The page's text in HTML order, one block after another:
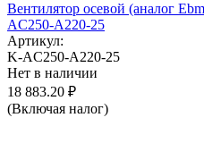
Вентилятор осевой (аналог
AC250-A220-25
Артикул:
K-AC250-A220-25
Нет в наличии
18 883.20 ₽
(Включая налог)